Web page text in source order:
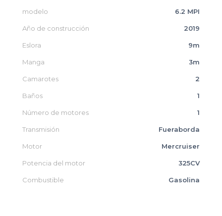
modelo 6.2 MPI
Año de construcción 2019
Eslora 9m
Manga 3m
Camarotes 2
Baños 1
Número de motores 1
Transmisión Fueraborda
Motor Mercruiser
Potencia del motor 325CV
Combustible Gasolina